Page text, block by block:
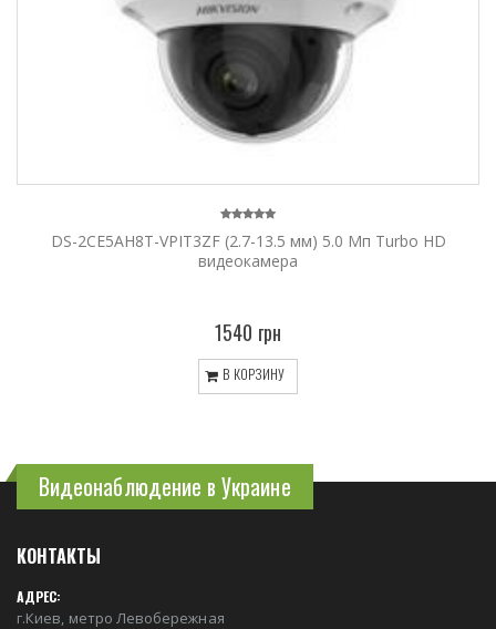
DS-2CE5AH8T-VPIT3ZF (2.7-13.5 мм) 5.0 Мп Turbo HD
видеокамера
1540 грн
В КОРЗИНУ
Видеонаблюдение в Украине
КОНТАКТЫ
АДРЕС:
г.Киев, метро Левобережная